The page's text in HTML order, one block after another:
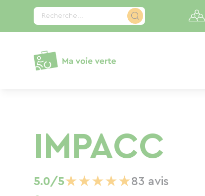
Recherche...
IMPACC
5.0/5★★★★★83 avis
Panneau de gestion des cookies